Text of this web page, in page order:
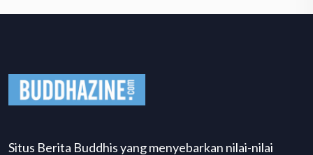
Situs Berita Buddhis yang menyebarkan nilai-nilai